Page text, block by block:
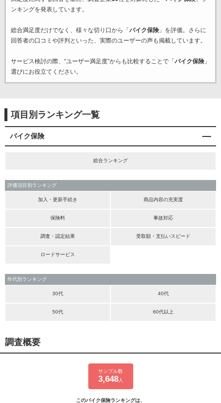
ンキングを発表しています。
総合満足度だけでなく、様々な切り口から「 バイク保険」を評価。さらに
回答者の口コミや評判といった、実際のユーザーの声も掲載しています。
サービス検討の際、“ユーザー満足度”からも比較することで「 バイク保険」
選びにお役立てください。
項目別ランキング一覧
バイク保険
総合ランキング
評価項目別ランキング
加入・更新手続き 商品内容の充実度
保険料 事故対応
調査・認定結果 受取額・支払いスピード
ロードサービス
年代別ランキング
30代 40代
50代 60代以上
調査概要
サンプル数
3,648人
このバイク保険ランキングは、